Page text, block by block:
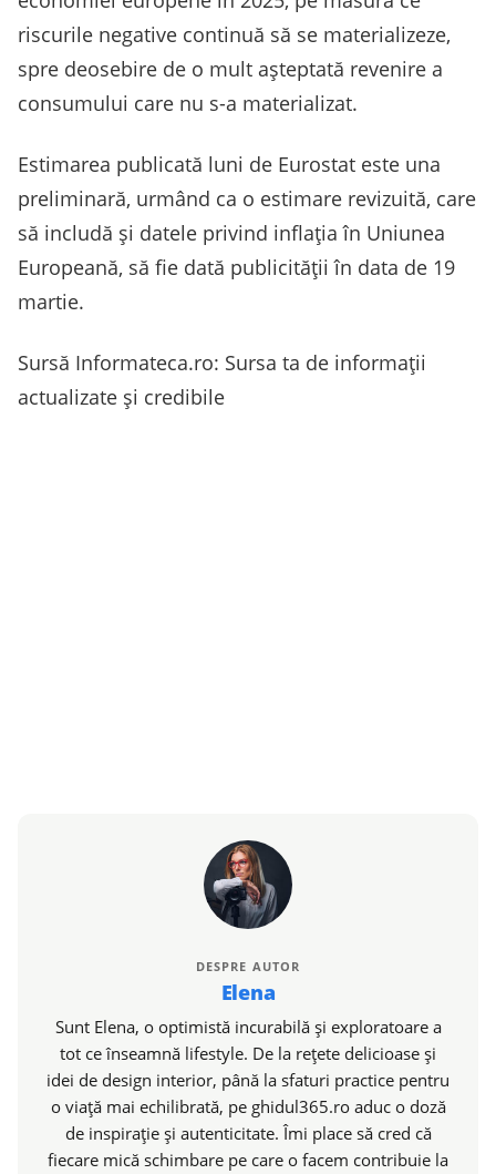
riscurile negative continuă să se materializeze,
spre deosebire de o mult aşteptată revenire a
consumului care nu s-a materializat.
Estimarea publicată luni de Eurostat este una
preliminară, urmând ca o estimare revizuită, care
să includă şi datele privind inflaţia în Uniunea
Europeană, să fie dată publicităţii în data de 19
martie.
Sursă Informateca.ro: Sursa ta de informații
actualizate și credibile
DESPRE AUTOR
Elena
Sunt Elena, o optimistă incurabilă și exploratoare a
tot ce înseamnă lifestyle. De la rețete delicioase și
idei de design interior, până la sfaturi practice pentru
o viață mai echilibrată, pe ghidul365.ro aduc o doză
de inspirație și autenticitate. Îmi place să cred că
fiecare mică schimbare pe care o facem contribuie la